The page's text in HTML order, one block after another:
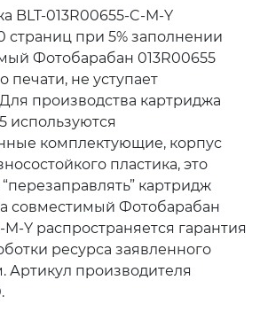
BLT-013R00655-C-M-Y
страниц при 5% заполнении
Фотобарабан 013R00655
печати, не уступает
производства картриджа
используются
комплектующие, корпус
пластика, это
картридж
совместимый Фотобарабан
M-Y распространяется гарантия
ресурса заявленного
Артикул производителя